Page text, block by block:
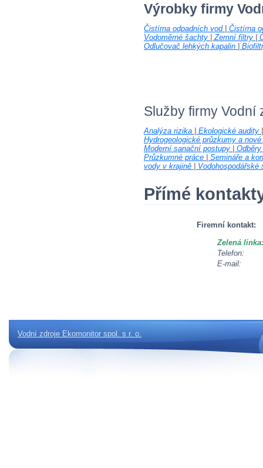
Výrobky firmy
Čistírna odpadních vod| Čistírna
Vodoměrné šachty
Zemní filtry
Odlučovač lehkých kapalin
Služby firmy Vodní
Analýza rizika Ekologické audity
Hydrogeologické průzkumy a
Moderní sanační postupy
Průzkumné práce
Semináře a
vody v krajině
Vodohospodářské
Přímé
Firemní kontakt:
Zelená linka:
Telefon:
E-mail:
Vodní zdroje Ekomonitor spol. s r. o.